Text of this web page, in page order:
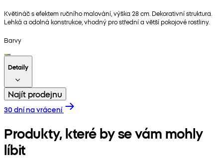
Květináč s efektem ručního malování, výška 28 cm. Dekorativní struktura.
Lehká a odolná konstrukce, vhodný pro střední a větší pokojové rostliny.
Barvy
Detaily
Najít prodejnu
30 dní na vrácení
Produkty, které by se vám mohly
líbit